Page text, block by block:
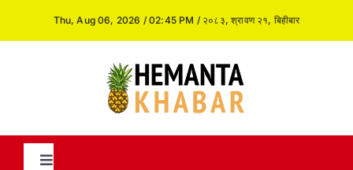
Thu, Aug 06, 2026 / 02:45 PM / २०८३, श्रावण २१, बिहीबार